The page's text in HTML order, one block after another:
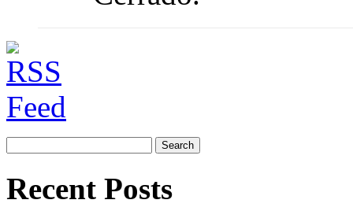
for:
Recent Posts